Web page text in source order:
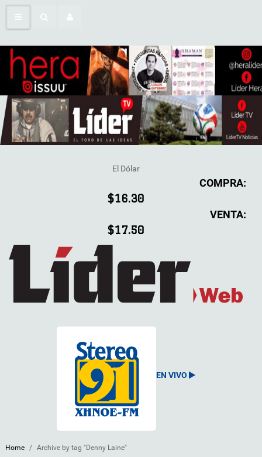
El Dólar
COMPRA:
$16.30
VENTA:
$17.50
EN VIVO
Home / Archive by tag "Denny Laine"